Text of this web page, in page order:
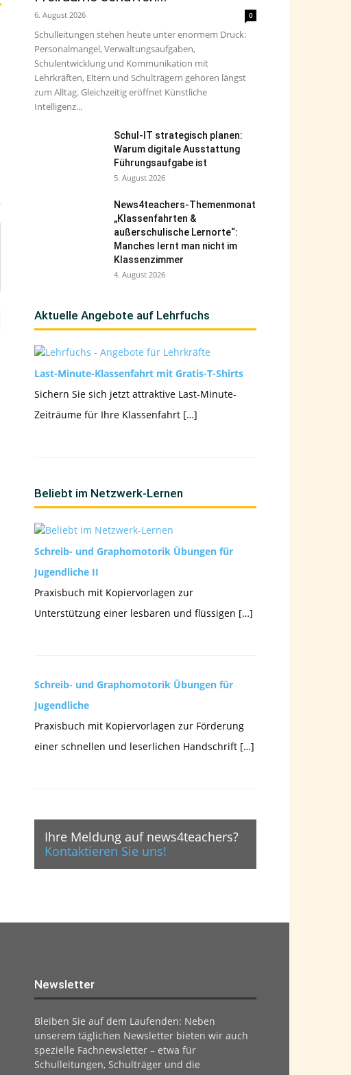
6. August 2026 0
Schulleitungen stehen heute unter enormem Druck:
Personalmangel, Verwaltungsaufgaben,
Schulentwicklung und Kommunikation mit
Lehrkräften, Eltern und Schulträgern gehören längst
zum Alltag. Gleichzeitig eröffnet Künstliche
Intelligenz...
Schul-IT strategisch planen:
Warum digitale Ausstattung
Führungsaufgabe ist
5. August 2026
News4teachers-Themenmonat
„Klassenfahrten &
außerschulische Lernorte“:
Manches lernt man nicht im
Klassenzimmer
4. August 2026
Aktuelle Angebote auf Lehrfuchs
Last-Minute-Klassenfahrt mit Gratis-T-Shirts
Sichern Sie sich jetzt attraktive Last-Minute-
Zeiträume für Ihre Klassenfahrt […]
Beliebt im Netzwerk-Lernen
Schreib- und Graphomotorik Übungen für
Jugendliche II
Praxisbuch mit Kopiervorlagen zur
Unterstützung einer lesbaren und flüssigen […]
Schreib- und Graphomotorik Übungen für
Jugendliche
Praxisbuch mit Kopiervorlagen zur Förderung
einer schnellen und leserlichen Handschrift […]
Ihre Meldung auf news4teachers?
Kontaktieren Sie uns!
Newsletter
Bleiben Sie auf dem Laufenden: Neben
unserem täglichen Newsletter bieten wir auch
spezielle Fachnewsletter – etwa für
Schulleitungen, Schulträger und die